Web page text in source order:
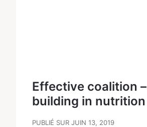
Effective coalition –
building in nutrition
PUBLIÉ SUR JUIN 13, 2019